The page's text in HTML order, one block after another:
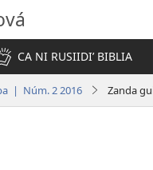
CA NI RUSIIDIʼ BIBLIA
| Núm. 2 2016 Zanda